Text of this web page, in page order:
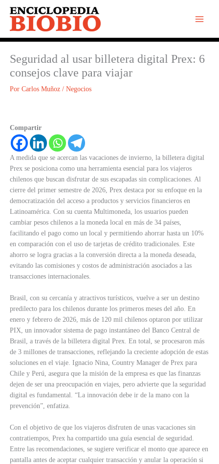
contenido
Seguridad al usar billetera digital Prex: 6
consejos clave para viajar
Por Carlos Muñoz / Negocios
Compartir
A medida que se acercan las vacaciones de invierno, la billetera digital
Prex se posiciona como una herramienta esencial para los viajeros
chilenos que buscan disfrutar de sus escapadas sin complicaciones. Al
cierre del primer semestre de 2026, Prex destaca por su enfoque en la
democratización del acceso a productos y servicios financieros en
Latinoamérica. Con su cuenta Multimoneda, los usuarios pueden
cambiar pesos chilenos a la moneda local en más de 34 países,
facilitando el pago como un local y permitiendo ahorrar hasta un 10%
en comparación con el uso de tarjetas de crédito tradicionales. Este
ahorro se logra gracias a la conversión directa a la moneda deseada,
evitando las comisiones y costos de administración asociados a las
transacciones internacionales.
Brasil, con su cercanía y atractivos turísticos, vuelve a ser un destino
predilecto para los chilenos durante los primeros meses del año. En
enero y febrero de 2026, más de 120 mil chilenos optaron por utilizar
PIX, un innovador sistema de pago instantáneo del Banco Central de
Brasil, a través de la billetera digital Prex. En total, se procesaron más
de 3 millones de transacciones, reflejando la creciente adopción de estas
soluciones en el viaje. Ignacio Nina, Country Manager de Prex para
Chile y Perú, asegura que la misión de la empresa es que las finanzas
dejen de ser una preocupación en viajes, pero advierte que la seguridad
digital es fundamental. “La innovación debe ir de la mano con la
prevención”, enfatiza.
Con el objetivo de que los viajeros disfruten de unas vacaciones sin
contratiempos, Prex ha compartido una guía esencial de seguridad.
Entre las recomendaciones, se sugiere verificar el monto que aparece en
pantalla antes de aceptar cualquier transacción y anular la operación si